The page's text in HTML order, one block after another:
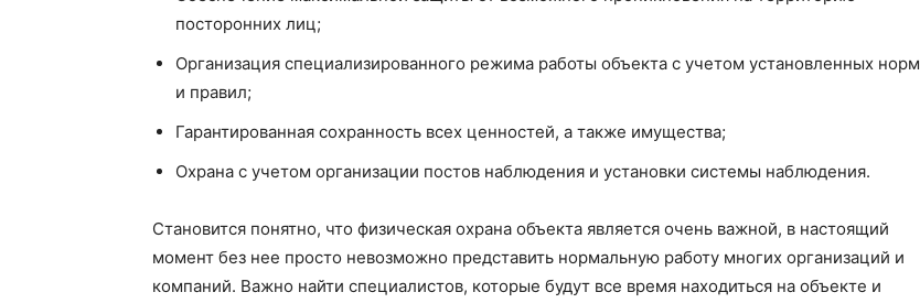
посторонних лиц;
Организация специализированного режима работы объекта с учетом установленных норм
и правил;
Гарантированная сохранность всех ценностей, а также имущества;
Охрана с учетом организации постов наблюдения и установки системы наблюдения.
Становится понятно, что физическая охрана объекта является очень важной, в настоящий
момент без нее просто невозможно представить нормальную работу многих организаций и
компаний. Важно найти специалистов, которые будут все время находиться на объекте и